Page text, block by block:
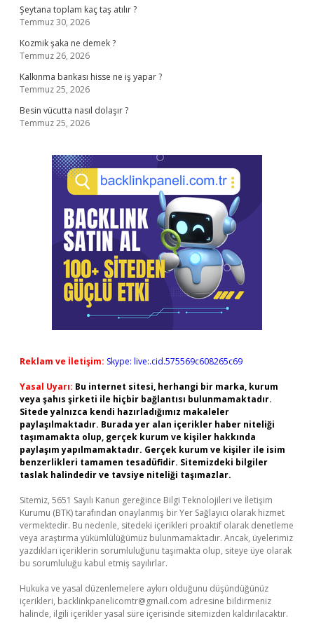
Şeytana toplam kaç taş atılır ?
Temmuz 30, 2026
Kozmik şaka ne demek ?
Temmuz 26, 2026
Kalkınma bankası hisse ne iş yapar ?
Temmuz 25, 2026
Besin vücutta nasıl dolaşır ?
Temmuz 25, 2026
Reklam ve İletişim: Skype: live:.cid.575569c608265c69
Yasal Uyarı: Bu internet sitesi, herhangi bir marka, kurum
veya şahıs şirketi ile hiçbir bağlantısı bulunmamaktadır.
Sitede yalnızca kendi hazırladığımız makaleler
paylaşılmaktadır. Burada yer alan içerikler haber niteliği
taşımamakta olup, gerçek kurum ve kişiler hakkında
paylaşım yapılmamaktadır. Gerçek kurum ve kişiler ile isim
benzerlikleri tamamen tesadüfidir. Sitemizdeki bilgiler
taslak halindedir ve tavsiye niteliği taşımazlar.
Sitemiz, 5651 Sayılı Kanun gereğince Bilgi Teknolojileri ve İletişim
Kurumu (BTK) tarafından onaylanmış bir Yer Sağlayıcı olarak hizmet
vermektedir. Bu nedenle, sitedeki içerikleri proaktif olarak denetleme
veya araştırma yükümlülüğümüz bulunmamaktadır. Ancak, üyelerimiz
yazdıkları içeriklerin sorumluluğunu taşımakta olup, siteye üye olarak
bu sorumluluğu kabul etmiş sayılırlar.
Hukuka ve yasal düzenlemelere aykırı olduğunu düşündüğünüz
içerikleri, backlinkpanelicomtr@gmail.com adresine bildirmeniz
halinde, ilgili içerikler yasal süre içerisinde sitemizden kaldırılacaktır.